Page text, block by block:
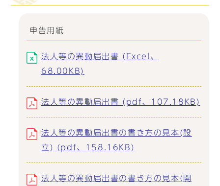
申告用紙
法人等の異動届出書 (Excel、
68.00KB)
法人等の異動届出書 (pdf、107.18KB)
法人等の異動届出書の書き方の見本(設
立) (pdf、158.16KB)
法人等の異動届出書の書き方の見本(開